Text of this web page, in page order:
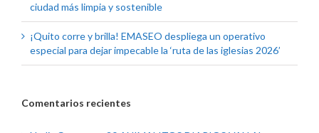
ciudad más limpia y sostenible
¡Quito corre y brilla! EMASEO despliega un operativo
especial para dejar impecable la ‘ruta de las iglesias 2026’
Comentarios recientes